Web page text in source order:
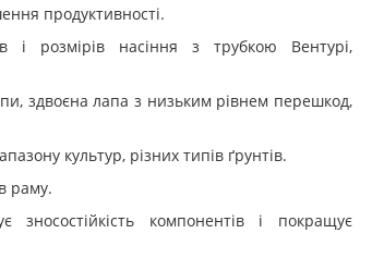
продуктивності.
і розмірів насіння з трубкою Вентурі,
здвоєна лапа з низьким рівнем перешкод,
культур, різних типів ґрунтів.
раму.
зносостійкість компонентів і покращує